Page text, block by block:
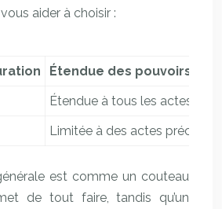
aider à choisir :
Étendue des pouvoirs
Étendue à tous les actes
Limitée à des actes précis
est comme un couteau
de tout faire, tandis qu’un